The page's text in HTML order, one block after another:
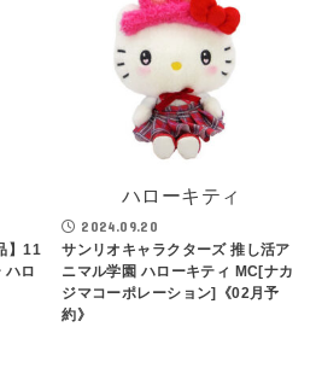
】11
ハロ
ハローキティ
2024.09.20
サンリオキャラクターズ 推し活ア
ニマル学園 ハローキティ MC[ナカ
ジマコーポレーション]《02月予
約》